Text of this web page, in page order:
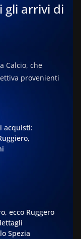
gli arrivi di
Calcio, che
provenienti
acquisti:
ecco Ruggero
Spezia